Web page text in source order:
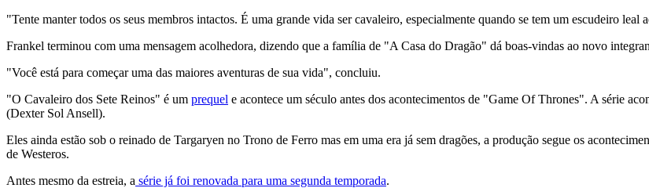
"Tente manter todos os seus membros intactos. É uma grande vida ser cavaleiro, especialmente quando se tem um escudeiro leal
Frankel terminou com uma mensagem acolhedora, dizendo que a família de "A Casa do Dragão" dá boas-vindas ao novo
"Você está para começar uma das maiores aventuras de sua vida", concluiu.
"O Cavaleiro dos Sete Reinos" é um prequel e acontece um século antes dos acontecimentos de "Game Of Thrones". A série
(Dexter Sol Ansell).
Eles ainda estão sob o reinado de Targaryen no Trono de Ferro mas em uma era já sem dragões, a produção segue os
de Westeros.
Antes mesmo da estreia, a série já foi renovada para uma segunda temporada.